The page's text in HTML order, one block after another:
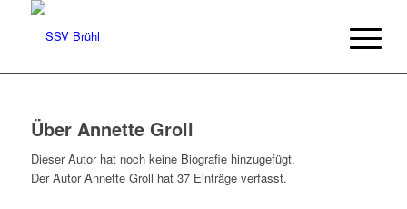
Über Annette Groll
Dieser Autor hat noch keine Biografie hinzugefügt.
Der AutorAnnette Groll hat 37 Einträge verfasst.